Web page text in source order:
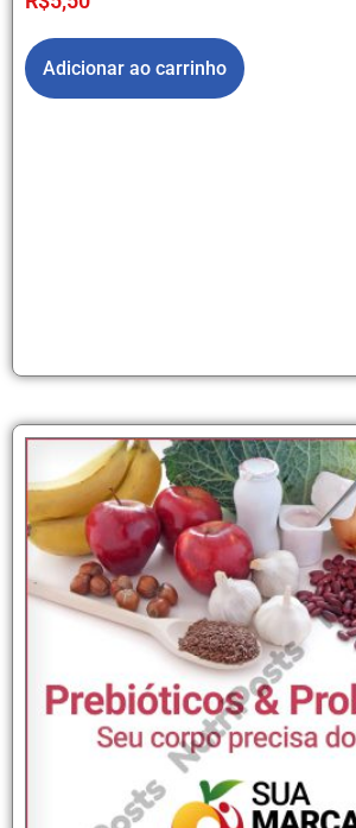
Adicionar ao carrinho